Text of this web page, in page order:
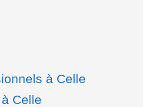
à Celle
Celle